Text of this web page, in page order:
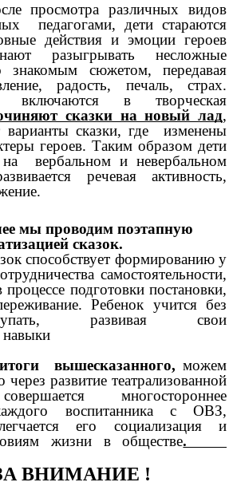
просмотра различных видов
педагогами, дети стараются
действия и эмоции героев
разыгрывать несложные
знакомым сюжетом, передавая
радость, печаль, страх.
включаются в творческая
сказки на новый лад,
сказки, где изменены
героев. Таким образом дети
на вербальном и невербальном
речевая активность,
мы проводим поэтапную
сказок.
способствует формированию у
самостоятельности,
процессе подготовки постановки,
Ребенок учится без
развивая свои
вышесказанного, можем
через развитие театрализованной
многостороннее
воспитанника с ОВЗ,
его социализация и
жизни в обществе.
ВНИМАНИЕ !